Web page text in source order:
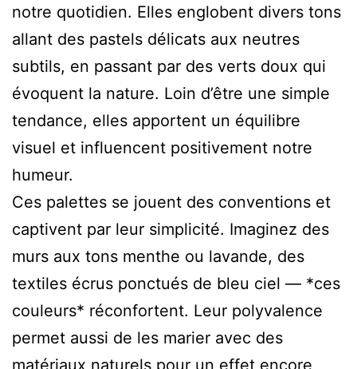
notre quotidien. Elles englobent divers tons
allant des pastels délicats aux neutres
subtils, en passant par des verts doux qui
évoquent la nature. Loin d’être une simple
tendance, elles apportent un équilibre
visuel et influencent positivement notre
humeur.
Ces palettes se jouent des conventions et
captivent par leur simplicité. Imaginez des
murs aux tons menthe ou lavande, des
textiles écrus ponctués de bleu ciel — *ces
couleurs* réconfortent. Leur polyvalence
permet aussi de les marier avec des